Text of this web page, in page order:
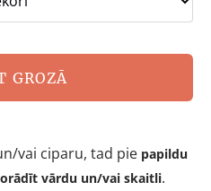
GROZĀ
vai ciparu, tad pie papildu
vārdu un/vai skaitli.